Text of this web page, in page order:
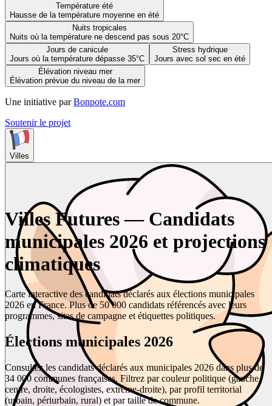
Température été
Hausse de la température moyenne en été
Nuits tropicales
Nuits où la température ne descend pas sous 20°C
Jours de canicule
Jours où la température dépasse 35°C
Stress hydrique
Jours avec sol sec en été
Élévation niveau mer
Élévation prévue du niveau de la mer
Une initiative par Bonpote.com
Soutenir le projet
Villes
Villes Futures — Candidats
municipales 2026 et projections
climatiques
Carte interactive des candidats déclarés aux élections municipales
2026 en France. Plus de 50 000 candidats référencés avec leurs
programmes, sites de campagne et étiquettes politiques.
Élections municipales 2026
Consultez les candidats déclarés aux municipales 2026 dans plus de
34 000 communes françaises. Filtrez par couleur politique (gauche,
centre, droite, écologistes, extrême-droite), par profil territorial
(urbain, périurbain, rural) et par taille de commune.